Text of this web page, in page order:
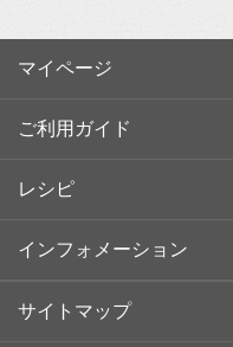
マイページ
ご利用ガイド
レシピ
インフォメーション
サイトマップ